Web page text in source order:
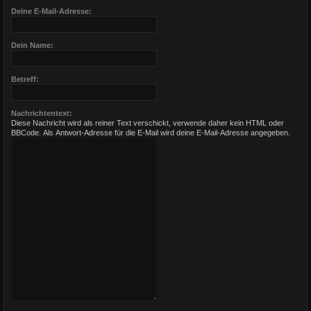
Deine E-Mail-Adresse:
Dein Name:
Betreff:
Nachrichtentext:
Diese Nachricht wird als reiner Text verschickt, verwende daher kein HTML oder
BBCode. Als Antwort-Adresse für die E-Mail wird deine E-Mail-Adresse angegeben.